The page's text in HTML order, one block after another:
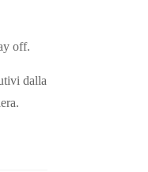
off.
dalla